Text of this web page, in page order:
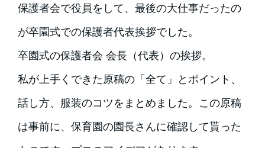
保護者会で役員をして、最後の大仕事だったの
が卒園式での保護者代表挨拶でした。
卒園式の保護者会 会長（代表）の挨拶。
私が上手くできた原稿の「全て」とポイント、
話し方、服装のコツをまとめました。この原稿
は事前に、保育園の園長さんに確認して貰った